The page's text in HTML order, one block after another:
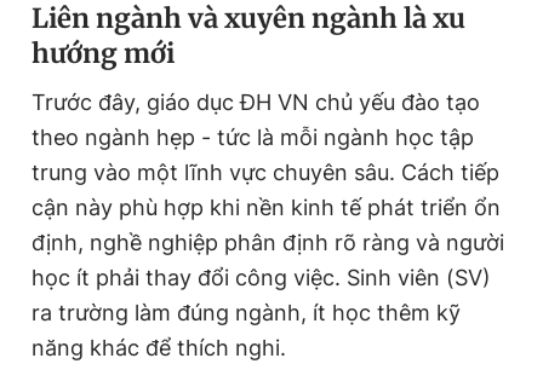
Thông tin tòa soạn Liên hệ quảng cáo
Đọc Thanh Niên trên điện thoại
Theo dõi báo trên
Liên ngành và xuyên ngành là xu
hướng mới
Trước đây, giáo dục ĐH VN chủ yếu đào tạo
theo ngành hẹp - tức là mỗi ngành học tập
trung vào một lĩnh vực chuyên sâu. Cách tiếp
cận này phù hợp khi nền kinh tế phát triển ổn
định, nghề nghiệp phân định rõ ràng và người
học ít phải thay đổi công việc. Sinh viên (SV)
ra trường làm đúng ngành, ít học thêm kỹ
năng khác để thích nghi.